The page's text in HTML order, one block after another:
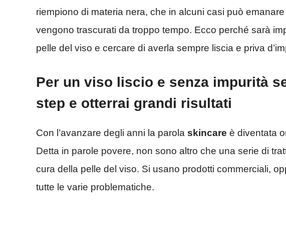
riempiono di materia nera, che in alcuni casi può
vengono trascurati da troppo tempo. Ecco perché sarà
pelle del viso e cercare di averla sempre liscia e priva
Per un viso liscio e senza impurità
step e otterrai grandi risultati
Con l’avanzare degli anni la parola skincare è diventata
Detta in parole povere, non sono altro che una serie di
cura della pelle del viso. Si usano prodotti commerciali,
tutte le varie problematiche.